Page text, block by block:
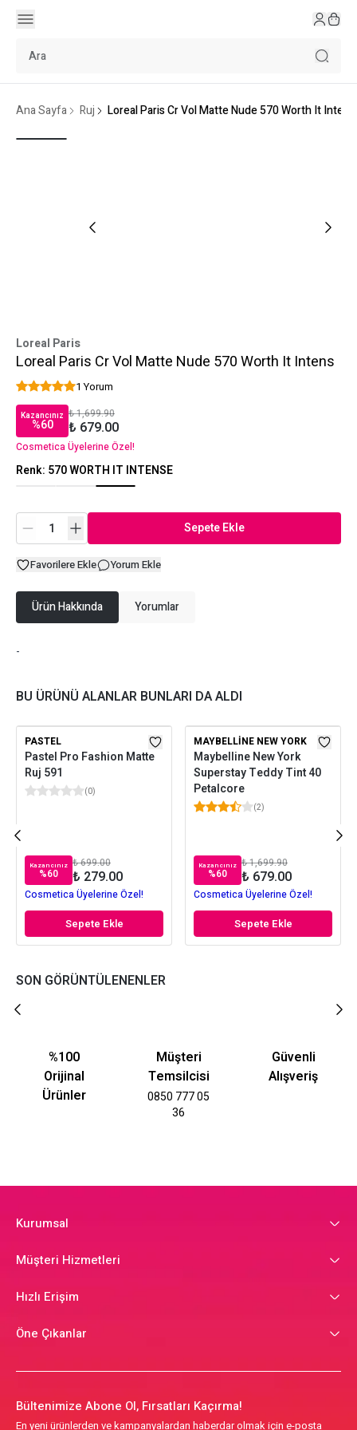
Ana Sayfa Ruj Loreal Paris Cr Vol Matte Nude 570 Worth It Intens
Loreal Paris
Loreal Paris Cr Vol Matte Nude 570 Worth It Intens
1 Yorum
Kazancınız
%60
₺ 1,699.90
₺ 679.00
Cosmetica Üyelerine Özel!
Renk: 570 WORTH IT INTENSE
Sepete Ekle
Favorilere Ekle Yorum Ekle
Ürün Hakkında Yorumlar
-
BU ÜRÜNÜ ALANLAR BUNLARI DA ALDI
PASTEL
Pastel Pro Fashion Matte
Ruj 591
(0)
Kazancınız
%60
₺ 699.00
₺ 279.00
Cosmetica Üyelerine Özel!
Sepete Ekle
MAYBELLINE NEW YORK
Maybelline New York
Superstay Teddy Tint 40
Petalcore
(2)
Kazancınız
%60
₺ 1,699.90
₺ 679.00
Cosmetica Üyelerine Özel!
Sepete Ekle
SON GÖRÜNTÜLENENLER
%100
Orijinal
Ürünler
Müşteri
Temsilcisi
0850 777 05
36
Güvenli
Alışveriş
Kurumsal
Müşteri Hizmetleri
Hızlı Erişim
Öne Çıkanlar
Bültenimize Abone Ol, Fırsatları Kaçırma!
En yeni ürünlerden ve kampanyalardan haberdar olmak için e-posta